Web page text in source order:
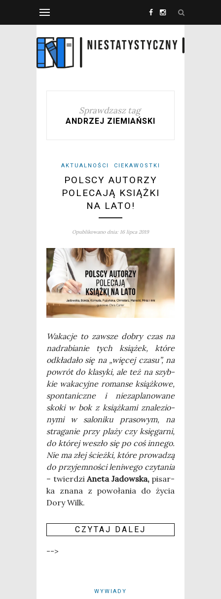
Sprawdzasz tag
ANDRZEJ ZIEMIAŃSKI
AKTUALNOŚCI CIEKAWOSTKI
POLSCY AUTORZY
POLECAJĄ KSIĄŻKI
NA LATO!
Opublikowano dnia: 16 lipca 2019
Waka­cje to zawsze dobry czas na
nad­ra­bia­nie tych ksią­żek, któ­re
odkła­da­ło się na „wię­cej cza­su”, na
powrót do kla­sy­ki, ale też na szyb­
kie waka­cyj­ne roman­se książ­ko­we,
spon­ta­nicz­ne i nie­za­pla­no­wa­ne
sko­ki w bok z książ­ka­mi zna­le­zio­
ny­mi w salo­ni­ku pra­so­wym, na
stra­ga­nie przy pla­ży czy księ­gar­ni,
do któ­rej weszło się po coś inne­go.
Nie ma złej ścież­ki, któ­re pro­wa­dzą
do przy­jem­no­ści leni­we­go czy­ta­nia
– twier­dzi Ane­ta Jadow­ska, pisar­
ka zna­na z powo­ła­nia do życia
Dory Wilk.
CZY­TAJ DALEJ
-->
WYWIADY